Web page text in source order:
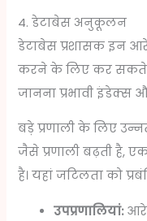
4. डेटाबेस अनुकूलन
डेटाबेस प्रशासक इन
करने के लिए कर सकते
जानना प्रभावी इंडेक्स
बड़े प्रणाली के लिए
जैसे प्रणाली बढ़ती है,
है। यहां जटिलता को
उपप्रणालियां: